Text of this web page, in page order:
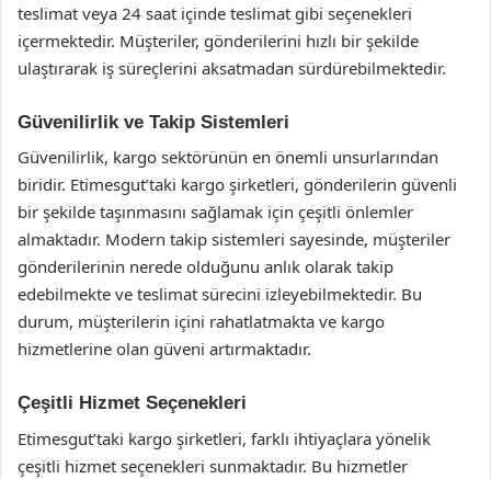
teslimat veya 24 saat içinde teslimat gibi seçenekleri
içermektedir. Müşteriler, gönderilerini hızlı bir şekilde
ulaştırarak iş süreçlerini aksatmadan sürdürebilmektedir.
Güvenilirlik ve Takip Sistemleri
Güvenilirlik, kargo sektörünün en önemli unsurlarından
biridir. Etimesgut’taki kargo şirketleri, gönderilerin güvenli
bir şekilde taşınmasını sağlamak için çeşitli önlemler
almaktadır. Modern takip sistemleri sayesinde, müşteriler
gönderilerinin nerede olduğunu anlık olarak takip
edebilmekte ve teslimat sürecini izleyebilmektedir. Bu
durum, müşterilerin içini rahatlatmakta ve kargo
hizmetlerine olan güveni artırmaktadır.
Çeşitli Hizmet Seçenekleri
Etimesgut’taki kargo şirketleri, farklı ihtiyaçlara yönelik
çeşitli hizmet seçenekleri sunmaktadır. Bu hizmetler